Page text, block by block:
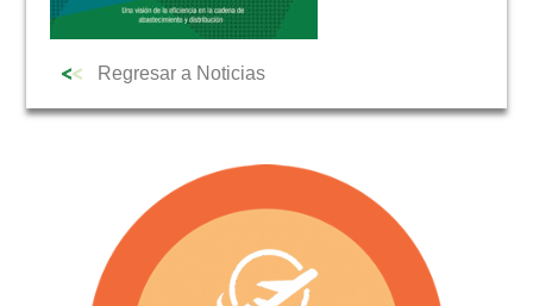
Regresar a Noticias